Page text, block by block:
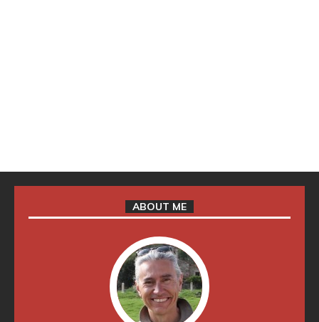
ABOUT ME